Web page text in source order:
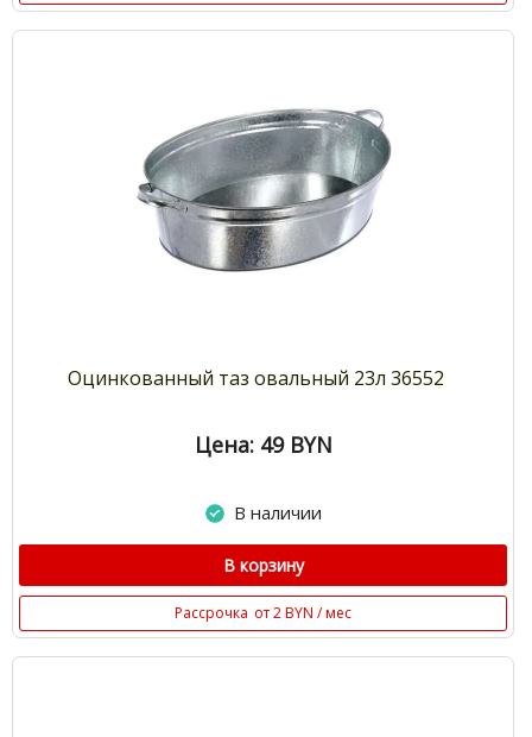
Оцинкованный таз овальный 23л 36552
Цена: 49 BYN
В наличии
В корзину
Рассрочка от 2 BYN / мес